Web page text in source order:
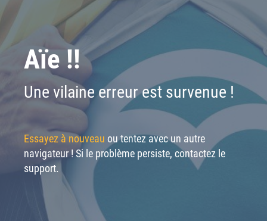
Aïe !!
Une vilaine erreur est survenue !
Essayez à nouveau ou tentez avec un autre
navigateur ! Si le problème persiste, contactez le
support.